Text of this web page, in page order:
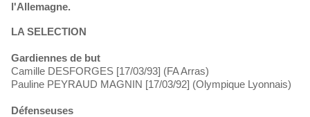
l'Allemagne.
LA SELECTION
Gardiennes de but
Camille DESFORGES [17/03/93] (FA Arras)
Pauline PEYRAUD MAGNIN [17/03/92] (Olympique Lyonnais)
Défenseuses